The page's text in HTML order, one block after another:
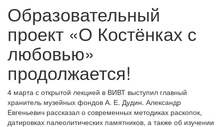
Образовательный
проект «О Костёнках с
любовью»
продолжается!
4 марта с открытой лекцией в ВИВТ выступил главный
хранитель музейных фондов А. Е. Дудин. Александр
Евгеньевич рассказал о современных методиках раскопок,
датировках палеолитических памятников, а также об изучении